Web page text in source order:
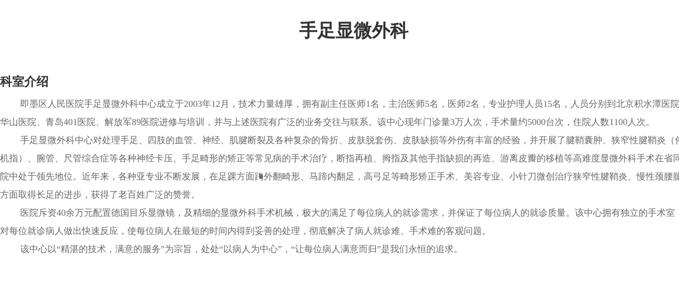
手足显微外科
科室介绍
即墨区人民医院手足显微外科中心成立于2003年12月，技术力量雄厚，拥有副主任医师1名，主治医师5名，医师2名，专业护理人员15名，人员分别到北京积水潭医
华山医院、青岛401医院、解放军89医院进修与培训，并与上述医院有广泛的业务交往与联系。该中心现年门诊量3万人次，手术量约5000台次，住院人数1100人次。
手足显微外科中心对处理手足、四肢的血管、神经、肌腱断裂及各种复杂的骨折、皮肤脱套伤、皮肤缺损等外伤有丰富的经验，并开展了腱鞘囊肿、狭窄性腱鞘炎（
机指）、腕管、尺管综合症等各种神经卡压、手足畸形的矫正等常见病的手术治疗，断指再植、拇指及其他手指缺损的再造、游离皮瓣的移植等高难度显微外科手术在省
院中处于领先地位。近年来，各种亚专业不断发展，在足踝方面踇外翻畸形、马蹄内翻足，高弓足等畸形矫正手术、美容专业、小针刀微创治疗狭窄性腱鞘炎、慢性颈腰
方面取得长足的进步，获得了老百姓广泛的赞誉。
医院斥资40余万元配置德国目乐显微镜，及精细的显微外科手术机械，极大的满足了每位病人的就诊需求，并保证了每位病人的就诊质量。该中心拥有独立的手术室
对每位就诊病人做出快速反应，使每位病人在最短的时间内得到妥善的处理，彻底解决了病人就诊难、手术难的客观问题。
该中心以“精湛的技术，满意的服务”为宗旨，处处“以病人为中心”，“让每位病人满意而归”是我们永恒的追求。